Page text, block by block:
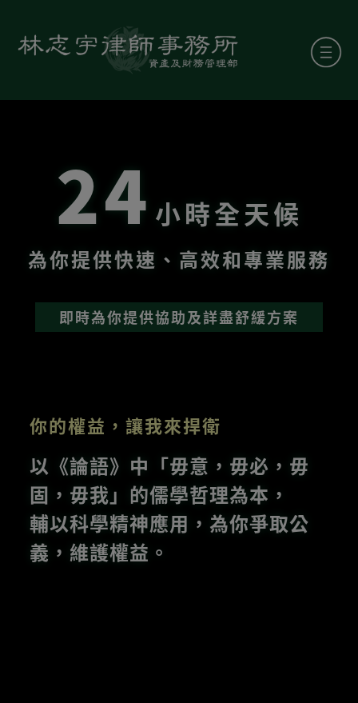
24 小時全天候
為你提供快速、高效和專業服務
即時為你提供協助及詳盡舒緩方案
你的權益，讓我來捍衛
以《論語》中「毋意，毋必，毋
固，毋我」的儒學哲理為本，
輔以科學精神應用，為你爭取公
義，維護權益。